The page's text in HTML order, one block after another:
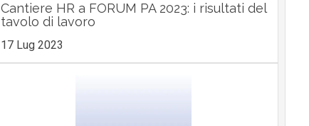
Cantiere HR a FORUM PA 2023: i risultati del
tavolo di lavoro
17 Lug 2023